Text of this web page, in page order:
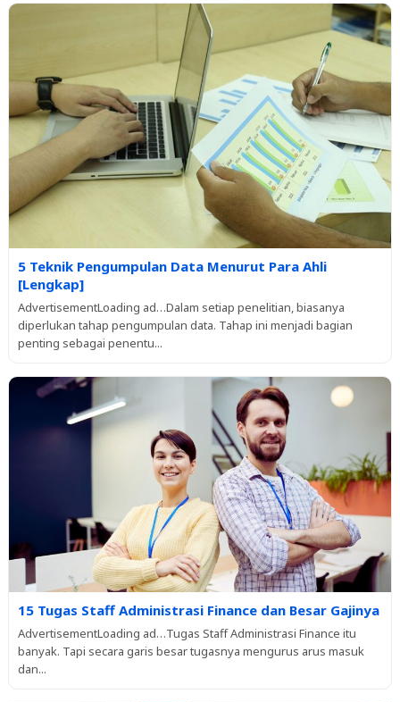
5 Teknik Pengumpulan Data Menurut Para Ahli
[Lengkap]
AdvertisementLoading ad…Dalam setiap penelitian, biasanya
diperlukan tahap pengumpulan data. Tahap ini menjadi bagian
penting sebagai penentu...
15 Tugas Staff Administrasi Finance dan Besar Gajinya
AdvertisementLoading ad…Tugas Staff Administrasi Finance itu
banyak. Tapi secara garis besar tugasnya mengurus arus masuk
dan...